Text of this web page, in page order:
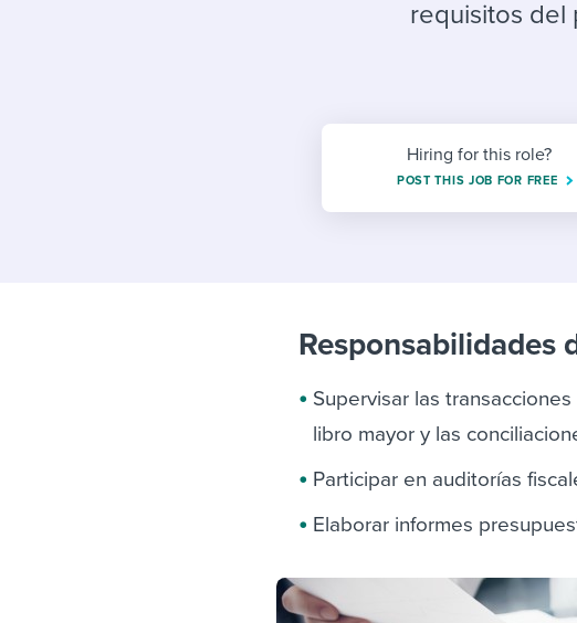
requisitos del
Hiring for this role?
POST THIS JOB FOR FREE
Responsabilidades
Supervisar las
libro mayor y las
Participar en auditorías
Elaborar informes